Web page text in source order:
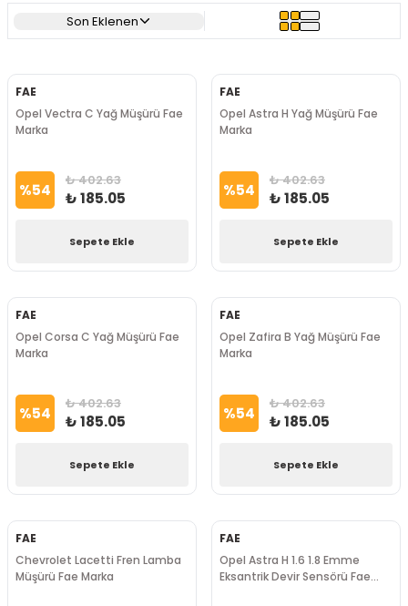
Son Eklenen
FAE
Opel Vectra C Yağ Müşürü Fae
Marka
%54 ₺ 402.63
₺ 185.05
Sepete Ekle
FAE
Opel Astra H Yağ Müşürü Fae
Marka
%54 ₺ 402.63
₺ 185.05
Sepete Ekle
FAE
Opel Corsa C Yağ Müşürü Fae
Marka
%54 ₺ 402.63
₺ 185.05
Sepete Ekle
FAE
Opel Zafira B Yağ Müşürü Fae
Marka
%54 ₺ 402.63
₺ 185.05
Sepete Ekle
FAE
Chevrolet Lacetti Fren Lamba
Müşürü Fae Marka
FAE
Opel Astra H 1.6 1.8 Emme
Eksantrik Devir Sensörü Fae